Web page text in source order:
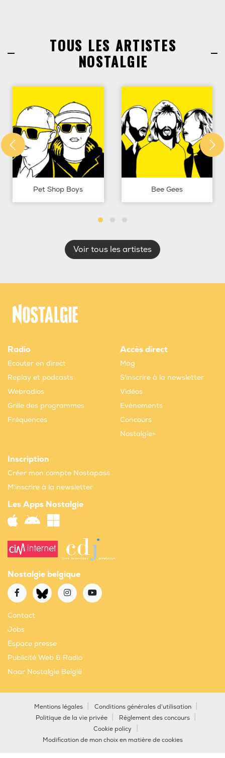
TOUS LES ARTISTES
NOSTALGIE
Pet Shop Boys Bee Gees
Voir tous les artistes
Radio
Ecouter en direct
Replay et podcasts
Webradios
Grille des programmes
Fréquences
Accès direct
Mag
S'inscrire à la newsletter
Vidéos
Evènements
Concours
Nostalgie+
Inscription
Créer mon compte Nostapass
M'inscrire à la newsletter
Les Apps Nostalgie
Nostalgie belgique
Contact
Jobs
Espace presse
Publicité Web & Radio
Naar Nostalgie België
Mentions légales
Conditions générales d'utilisation
Politique de la vie privée
Règlement des concours
Cookie policy
Modification de mon choix en matière de cookies